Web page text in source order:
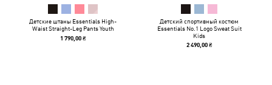
Детские штаны Essentials High-
Waist Straight-Leg Pants Youth
1 790,00 ₴
Детский спортивный костюм
Essentials No.1 Logo Sweat Suit
Kids
2 490,00 ₴